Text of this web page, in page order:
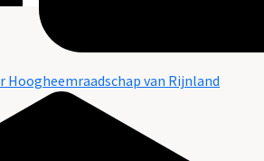
Hoogheemraadschap van Rijnland